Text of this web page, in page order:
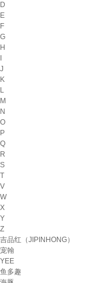
D
E
F
G
H
J
K
L
M
N
O
P
Q
R
S
T
V
W
X
Y
Z
吉品红（JIPINHONG）
宠翰
YEE
鱼多趣